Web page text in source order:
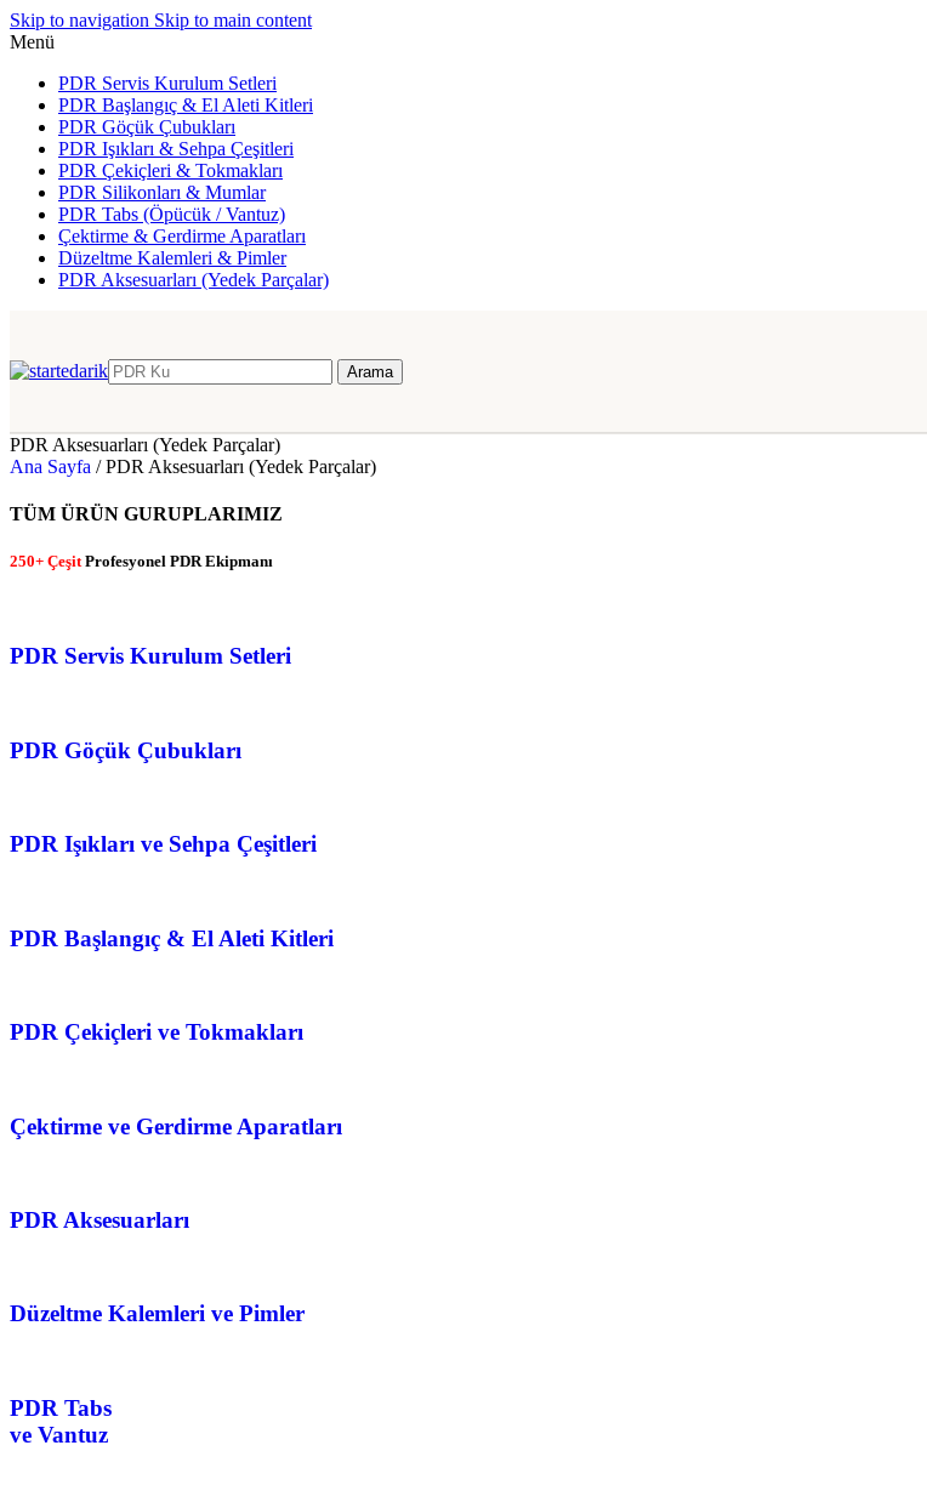
Skip to navigation Skip to main content
Menü
PDR Servis Kurulum Setleri
PDR Başlangıç & El Aleti Kitleri
PDR Göçük Çubukları
PDR Işıkları & Sehpa Çeşitleri
PDR Çekiçleri & Tokmakları
PDR Silikonları & Mumlar
PDR Tabs (Öpücük / Vantuz)
Çektirme & Gerdirme Aparatları
Düzeltme Kalemleri & Pimler
PDR Aksesuarları (Yedek Parçalar)
Arama
PDR Aksesuarları (Yedek Parçalar)
Ana Sayfa / PDR Aksesuarları (Yedek Parçalar)
TÜM ÜRÜN GURUPLARIMIZ
250+ ÇeşitProfesyonel PDR Ekipmanı
PDR Servis Kurulum Setleri
PDR Göçük Çubukları
PDR Işıkları ve Sehpa Çeşitleri
PDR Başlangıç & El Aleti Kitleri
PDR Çekiçleri ve Tokmakları
Çektirme ve Gerdirme Aparatları
PDR Aksesuarları
Düzeltme Kalemleri ve Pimler
PDR Tabs
ve Vantuz